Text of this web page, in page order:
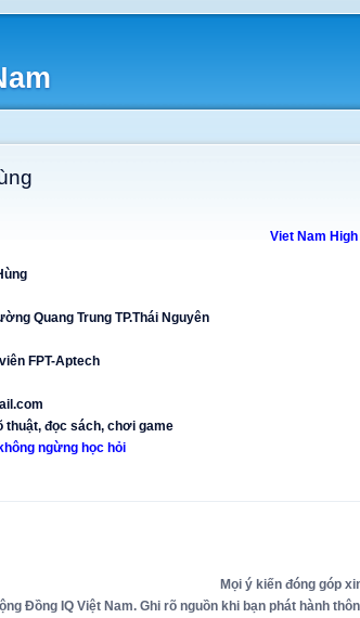
Viet Nam
Quang Trung TP.Thái Nguyên
FPT-Aptech
thuật, đọc sách, chơi game
ngừng học hỏi
Mọi ý kiến đóng góp
Đồng IQ Việt Nam. Ghi rõ nguồn khi bạn phát hành